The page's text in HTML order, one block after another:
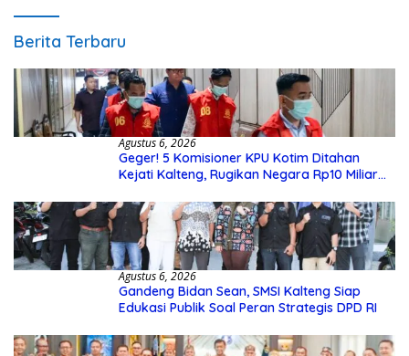
Berita Terbaru
Agustus 6, 2026
Geger! 5 Komisioner KPU Kotim Ditahan
Kejati Kalteng, Rugikan Negara Rp10 Miliar
Agustus 6, 2026
Gandeng Bidan Sean, SMSI Kalteng Siap
Edukasi Publik Soal Peran Strategis DPD RI